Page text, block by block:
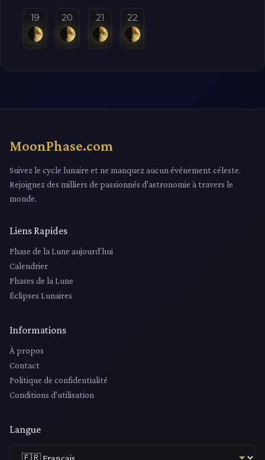
19 20 21 22
MoonPhase.com
Suivez le cycle lunaire et ne manquez aucun événement céleste.
Rejoignez des milliers de passionnés d'astronomie à travers le
monde.
Liens Rapides
Phase de la Lune aujourd'hui
Calendrier
Phases de la Lune
Éclipses Lunaires
Informations
À propos
Contact
Politique de confidentialité
Conditions d'utilisation
Langue